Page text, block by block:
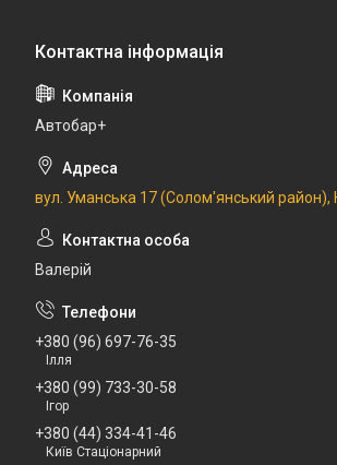
Автобар+
вул. Уманська 17 (Солом'янський район),
Валерій
+380 (96) 697-76-35
Ілля
+380 (99) 733-30-58
Ігор
+380 (44) 334-41-46
Київ Стаціонарний